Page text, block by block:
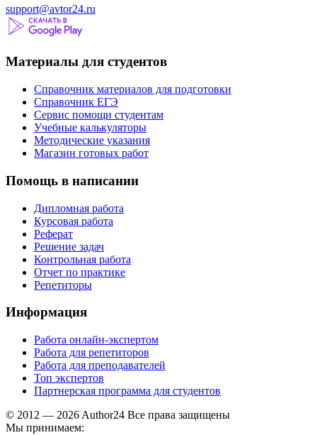
support@avtor24.ru
Материалы для студентов
Справочник материалов для подготовки
Справочник ЕГЭ
Сервис помощи студентам
Учебные калькуляторы
Методические указания
Магазин готовых работ
Помощь в написании
Дипломная работа
Курсовая работа
Реферат
Решение задач
Контрольная работа
Отчет по практике
Репетиторы
Информация
Работа онлайн-экспертом
Работа для репетиторов
Работа для преподавателей
Топ экспертов
Партнерская программа для студентов
© 2012 — 2026 Author24 Все права защищены
Мы принимаем: